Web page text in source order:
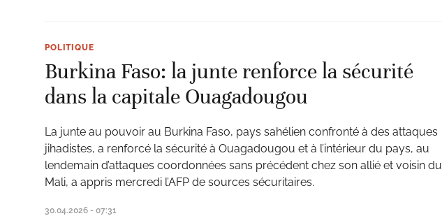
POLITIQUE
Burkina Faso: la junte renforce la sécurité
dans la capitale Ouagadougou
La junte au pouvoir au Burkina Faso, pays sahélien confronté à des attaques
jihadistes, a renforcé la sécurité à Ouagadougou et à l’intérieur du pays, au
lendemain d’attaques coordonnées sans précédent chez son allié et voisin du
Mali, a appris mercredi l’AFP de sources sécuritaires.
30.04.2026 - 07:31